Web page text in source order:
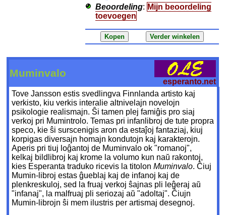
Beoordeling: Mijn beoordeling
toevoegen
Muminvalo
esperanto.net
Tove Jansson estis svedlingva Finnlanda artisto kaj
verkisto, kiu verkis interalie altnivelajn novelojn
psikologie realismajn. Ŝi tamen plej famiĝis pro siaj
verkoj pri Mumintrolo. Temas pri infanlibroj de tute propra
speco, kie ŝi surscenigis aron da estaĵoj fantaziaj, kiuj
korpigas diversajn homajn kondutojn kaj karakterojn.
Aperis pri tiuj loĝantoj de Muminvalo ok "romanoj",
kelkaj bildlibroj kaj krome la volumo kun naŭ rakontoj,
kies Esperanta traduko ricevis la titolonMuminvalo. Ĉiuj
Mumin-libroj estas ĝueblaj kaj de infanoj kaj de
plenkreskuloj, sed la fruaj verkoj ŝajnas pli leĝeraj aŭ
"infanaj", la malfruaj pli seriozaj aŭ "adoltaj". Ĉiujn
Mumin-librojn ŝi mem ilustris per artismaj desegnoj.